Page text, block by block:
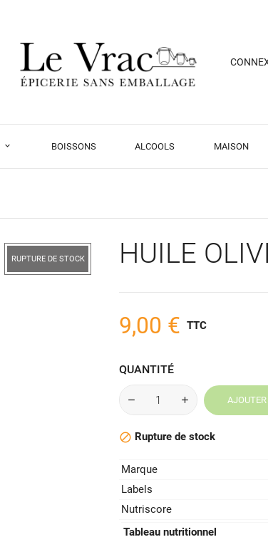
BOISSONS ALCOOLS MAISON
RUPTURE DE STOCK HUILE
9,00 € TTC
QUANTITÉ
 Rupture de stock
Marque
Labels
Nutriscore
Tableau nutritionnel